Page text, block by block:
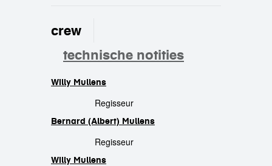
crew
technische notities
Willy Mullens
Regisseur
Bernard (Albert) Mullens
Regisseur
Willy Mullens